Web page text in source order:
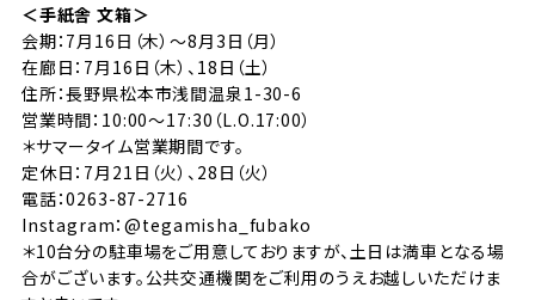
＜手紙舎 文箱＞
会期：7月16日（木）〜8月3日（月）
在廊日：7月16日（木）、18日（土）
住所：長野県松本市浅間温泉1-30-6
営業時間：10:00〜17:30（L.O.17:00）
＊サマータイム営業期間です。
定休日：7月21日（火）、28日（火）
電話：0263-87-2716
Instagram：@tegamisha_fubako
＊10台分の駐車場をご用意しておりますが、土日は満車となる場
合がございます。公共交通機関をご利用のうえお越しいただけま